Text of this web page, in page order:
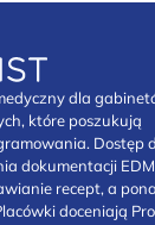
dla
które poszukują
Dostęp
dokumentacji
recept, a
doceniają